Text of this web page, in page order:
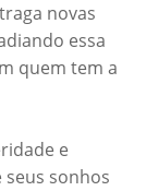
novas
essa
quem tem a
e
seus sonhos